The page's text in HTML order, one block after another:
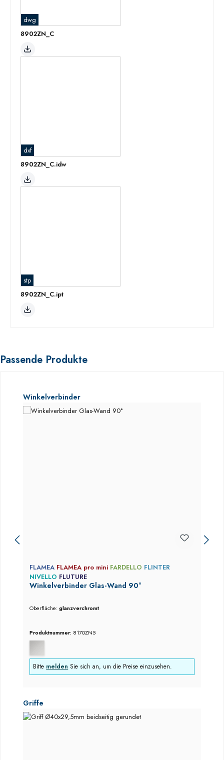
dwg
8902ZN_C
dxf
8902ZN_C.idw
stp
8902ZN_C.ipt
Passende Produkte
Produktgalerie überspringen
Winkelverbinder
FLAMEA FLAMEA pro mini FARDELLO FLINTER
NIVELLO FLUTURE
Winkelverbinder Glas-Wand 90°
Oberfläche:glanzverchromt
Produktnummer: 8170ZN5
Bitte melden Sie sich an, um die Preise einzusehen.
Produktgalerie überspringen
Griffe